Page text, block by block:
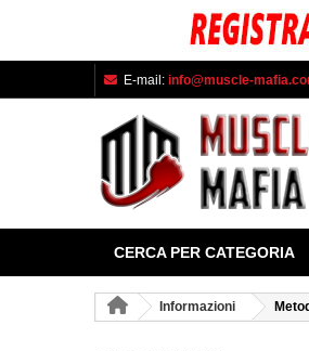
E-mail: info@muscle-
CERCA PER CATEGORIA
Informazioni